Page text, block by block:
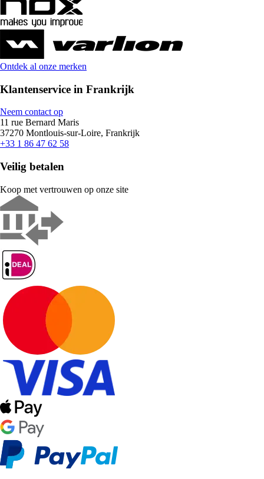
Ontdek al onze merken
Klantenservice in Frankrijk
Neem contact op
11 rue Bernard Maris
37270 Montlouis-sur-Loire, Frankrijk
+33 1 86 47 62 58
Veilig betalen
Koop met vertrouwen op onze site